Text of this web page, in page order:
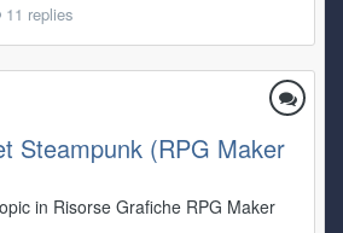
11 replies
Steampunk (RPG Maker
in Risorse Grafiche RPG Maker